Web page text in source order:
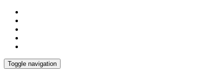
Toggle navigation